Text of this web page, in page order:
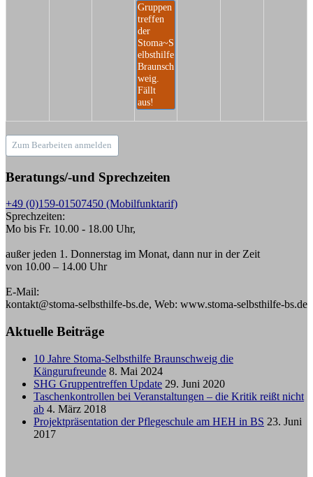
Gruppen
treffen
der
Stoma~S
elbsthilfe
Braunsch
weig.
Fällt
aus!
Zum Bearbeiten anmelden
Beratungs/-und Sprechzeiten
+49 (0)159-01507450 (Mobilfunktarif)
Sprechzeiten:
Mo bis Fr. 10.00 - 18.00 Uhr,
außer jeden 1. Donnerstag im Monat, dann nur in der Zeit
von 10.00 – 14.00 Uhr
E-Mail:
kontakt@stoma-selbsthilfe-bs.de, Web: www.stoma-selbsthilfe-bs.de
Aktuelle Beiträge
10 Jahre Stoma-Selbsthilfe Braunschweig die
Kängurufreunde 8. Mai 2024
SHG Gruppentreffen Update 29. Juni 2020
Taschenkontrollen bei Veranstaltungen – die Kritik reißt nicht
ab 4. März 2018
Projektpräsentation der Pflegeschule am HEH in BS 23. Juni
2017